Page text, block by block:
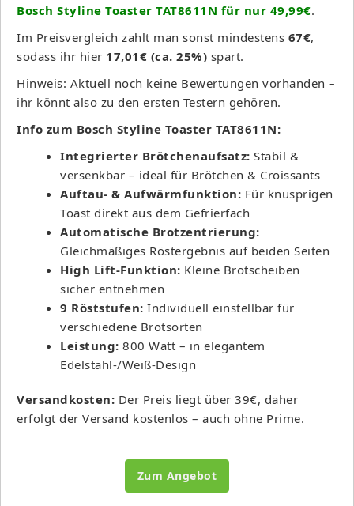
Bosch Styline Toaster TAT8611N für nur 49,99€.
Im Preisvergleich zahlt man sonst mindestens 67€,
sodass ihr hier 17,01€ (ca. 25%) spart.
Hinweis: Aktuell noch keine Bewertungen vorhanden –
ihr könnt also zu den ersten Testern gehören.
Info zum Bosch Styline Toaster TAT8611N:
Integrierter Brötchenaufsatz: Stabil &
versenkbar – ideal für Brötchen & Croissants
Auftau- & Aufwärmfunktion: Für knusprigen
Toast direkt aus dem Gefrierfach
Automatische Brotzentrierung:
Gleichmäßiges Röstergebnis auf beiden Seiten
High Lift-Funktion: Kleine Brotscheiben
sicher entnehmen
9 Röststufen: Individuell einstellbar für
verschiedene Brotsorten
Leistung: 800 Watt – in elegantem
Edelstahl-/Weiß-Design
Versandkosten: Der Preis liegt über 39€, daher
erfolgt der Versand kostenlos – auch ohne Prime.
Zum Angebot